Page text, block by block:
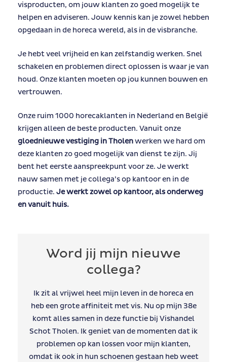
visproducten, om jouw klanten zo goed mogelijk te
helpen en adviseren. Jouw kennis kan je zowel hebben
opgedaan in de horeca wereld, als in de visbranche.
Je hebt veel vrijheid en kan zelfstandig werken. Snel
schakelen en problemen direct oplossen is waar je van
houd. Onze klanten moeten op jou kunnen bouwen en
vertrouwen.
Onze ruim 1000 horecaklanten in Nederland en België
krijgen alleen de beste producten. Vanuit onze
gloednieuwe vestiging in Tholenwerken we hard om
deze klanten zo goed mogelijk van dienst te zijn. Jij
bent het eerste aanspreekpunt voor ze. Je werkt
nauw samen met je collega’s op kantoor en in de
productie. Je werkt zowel op kantoor, als onderweg
en vanuit huis.
Word jij mijn nieuwe
collega?
Ik zit al vrijwel heel mijn leven in de horeca en
heb een grote affiniteit met vis. Nu op mijn 38e
komt alles samen in deze functie bij Vishandel
Schot Tholen. Ik geniet van de momenten dat ik
problemen op kan lossen voor mijn klanten,
omdat ik ook in hun schoenen gestaan heb weet